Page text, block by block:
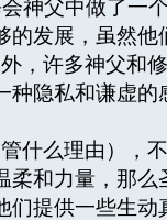
神父中做了一
发展，虽然
，许多神父和
隐私和谦虚
什么理由），
和力量，那
提供一些生动